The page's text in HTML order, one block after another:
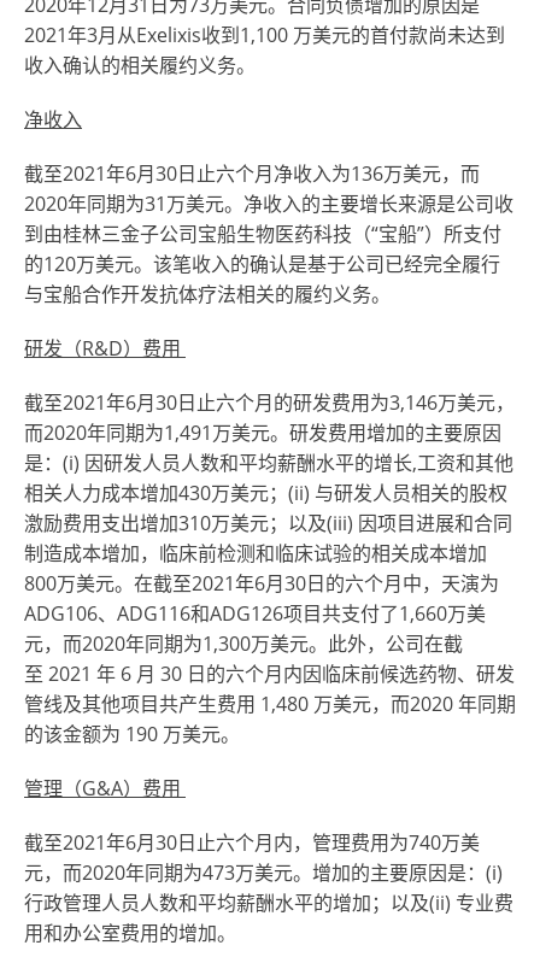
2021年3月从Exelixis收到1,100 万美元的首付款尚未达到
收入确认的相关履约义务。
净收入
截至2021年6月30日止六个月净收入为136万美元，而
2020年同期为31万美元。净收入的主要增长来源是公司收
到由桂林三金子公司宝船生物医药科技（“宝船”）所支付
的120万美元。该笔收入的确认是基于公司已经完全履行
与宝船合作开发抗体疗法相关的履约义务。
研发 （R&D） 费用
截至2021年6月30日止六个月的研发费用为3,146万美元，
而2020年同期为1,491万美元。研发费用增加的主要原因
是：(i) 因研发人员人数和平均薪酬水平的增长,工资和其他
相关人力成本增加430万美元；(ii) 与研发人员相关的股权
激励费用支出增加310万美元；以及(iii) 因项目进展和合同
制造成本增加，临床前检测和临床试验的相关成本增加
800万美元。在截至2021年6月30日的六个月中，天演为
ADG106、ADG116和ADG126项目共支付了1,660万美
元，而2020年同期为1,300万美元。此外，公司在截
至 2021 年 6 月 30 日的六个月内因临床前候选药物、研发
管线及其他项目共产生费用 1,480 万美元，而2020 年同期
的该金额为 190 万美元。
管理（G&A） 费用
截至2021年6月30日止六个月内，管理费用为740万美
元，而2020年同期为473万美元。增加的主要原因是：(i)
行政管理人员人数和平均薪酬水平的增加；以及(ii) 专业费
用和办公室费用的增加。